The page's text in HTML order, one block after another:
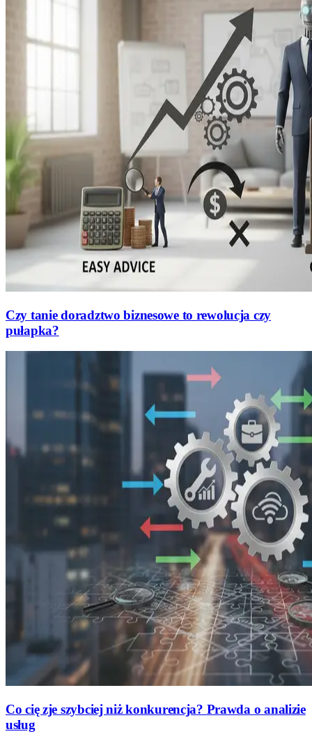
Czy tanie doradztwo biznesowe to rewolucja czy
pułapka?
Co cię zje szybciej niż konkurencja? Prawda o analizie
usług